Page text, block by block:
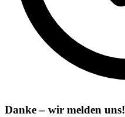
Danke – wir melden uns!